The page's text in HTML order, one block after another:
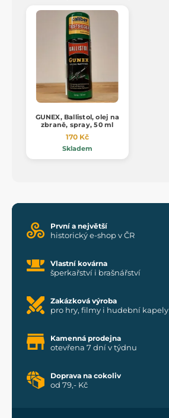
GUNEX, Ballistol, olej na
zbraně, spray, 50 ml
170 Kč
Skladem
První a největší
historický e-shop v ČR
Vlastní kovárna
šperkařství i brašnářství
Zakázková výroba
pro hry, filmy i hudební kapely
Kamenná prodejna
otevřena 7 dní v týdnu
Doprava na cokoliv
od 79,- Kč